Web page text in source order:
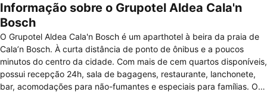
Informação sobre o Grupotel Aldea Cala'n
Bosch
O Grupotel Aldea Cala'n Bosch é um aparthotel à beira da praia de
Cala’n Bosch. À curta distância de ponto de ônibus e a poucos
minutos do centro da cidade. Com mais de cem quartos disponíveis,
possui recepção 24h, sala de bagagens, restaurante, lanchonete,
bar, acomodações para não-fumantes e especiais para famílias. Os